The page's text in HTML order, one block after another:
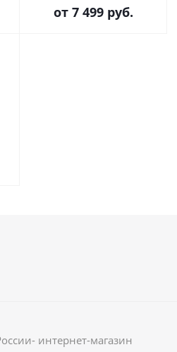
от 7 499 руб.
интернет-магазин